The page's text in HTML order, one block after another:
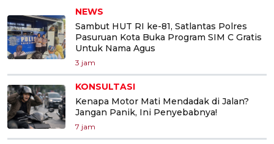
NEWS
Sambut HUT RI ke-81, Satlantas Polres
Pasuruan Kota Buka Program SIM C Gratis
Untuk Nama Agus
3 jam
KONSULTASI
Kenapa Motor Mati Mendadak di Jalan?
Jangan Panik, Ini Penyebabnya!
7 jam